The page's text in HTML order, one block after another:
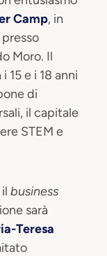
Camp, in
Moro. Il
15 e i 18 anni
di
il capitale
STEM e
business
sarà
Teresa